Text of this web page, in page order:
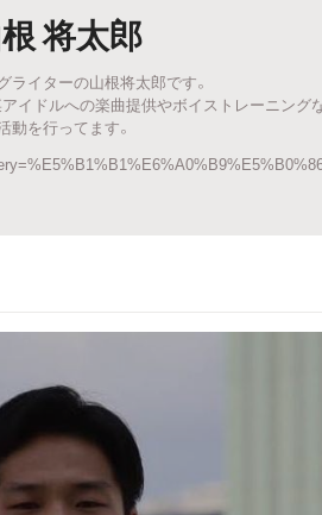
Feature
レーターから探す 特集から探す
将太郎
ライターの山根将太郎です。
イドルへの楽曲提供やボイストレーニング
動を行ってます。